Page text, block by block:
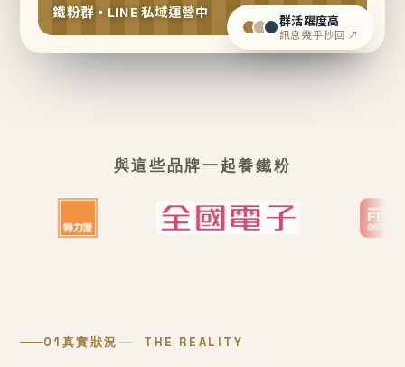
鐵粉群・LINE 私域運營中 群活躍度高
訊息幾乎秒回 ↗
與這些品牌一起養鐵粉
01 真實狀況 THE REALITY